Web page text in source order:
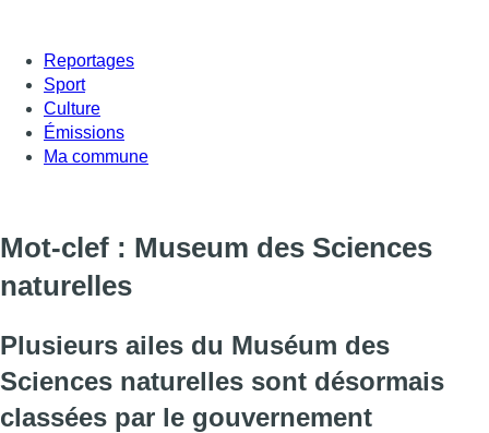
Reportages
Sport
Culture
Émissions
Ma commune
Mot-clef : Museum des Sciences
naturelles
Plusieurs ailes du Muséum des
Sciences naturelles sont désormais
classées par le gouvernement